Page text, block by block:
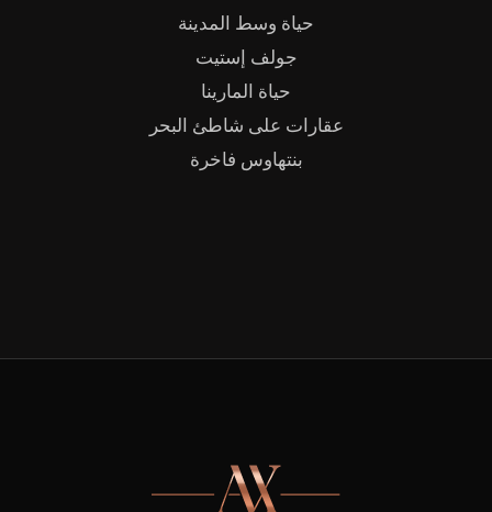
حياة وسط المدينة
جولف إستيت
حياة المارينا
عقارات على شاطئ البحر
بنتهاوس فاخرة